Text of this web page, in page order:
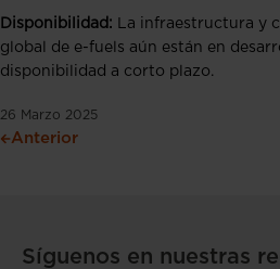
Disponibilidad: La infraestructura y
global de e-fuels aún están en
disponibilidad a corto plazo.
26 Marzo 2025
Anterior
Síguenos en nuestras